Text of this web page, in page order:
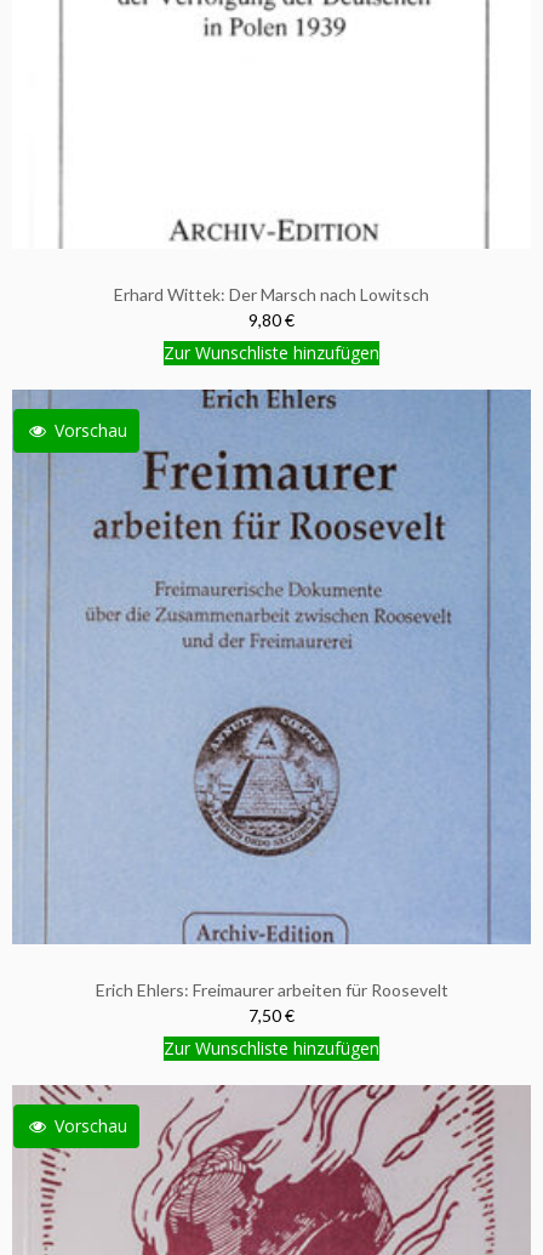
Erhard Wittek: Der Marsch nach Lowitsch
9,80 €
Zur Wunschliste hinzufügen
Vorschau
Erich Ehlers: Freimaurer arbeiten für Roosevelt
7,50 €
Zur Wunschliste hinzufügen
Vorschau